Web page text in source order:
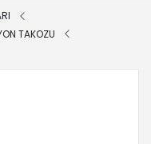
TAKOZU